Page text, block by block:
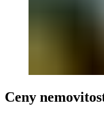
Ceny